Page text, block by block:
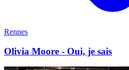
Rennes
Olivia Moore - Oui, je sais